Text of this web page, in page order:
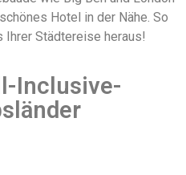
Hotel in der Nähe. So
Ihrer Städtereise heraus!
Inclusive-